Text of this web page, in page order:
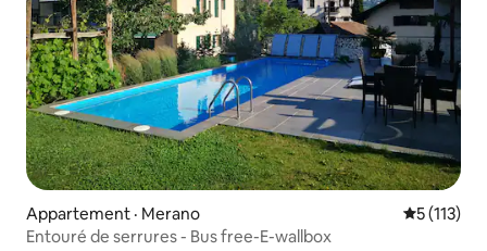
Appartement · Merano Note
5 (113)
Entouré de serrures - Bus free-E-wallbox